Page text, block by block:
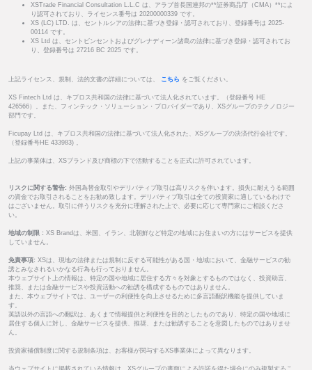
XSTrade Financial Consultation L.L.C は、アラブ首長国連邦の**証券商品庁（CMA）**によ
り認可されており、ライセンス番号は 20200000339 です。
XS (LC) LTD. は、セントルシアの法律に基づき登録・認可されており、登録番号は 2025-
00114 です。
XS Ltd は、セントビンセントおよびグレナディーン諸島の法律に基づき登録・認可されてお
り、登録番号は 27216 BC 2025 です。
上記ライセンス、規制、法的文書の詳細については、 こちら をご覧ください。
XS Fintech Ltd は、キプロス共和国の法律に基づいて法人化されています。（登録番号 HE
426566）。また、フィンテック・ソリューション・プロバイダーであり、XSグループのテクノロジー
部門です。
Ficupay Ltd は、キプロス共和国の法律に基づいて法人化された、XSグループの決済代行会社です。
（登録番号HE 433983) 。
上記の事業体は、XSブランド及び商標の下で活動することを正式に許可されています。
リスクに関する警告: 外国為替金取引やデリバティブ取引は高リスクを伴います。損失に耐えうる範囲
の資金でお取引されることをお勧め致します。デリバティブ取引は全ての投資家に適しているわけで
はございません。取引に伴うリスクを充分に理解された上で、必要に応じて専門家にご相談くださ
い。
地域の制限 : XS Brandは、米国、イラン、北朝鮮など特定の地域にお住まいの方にはサービスを提供
していません。
免責事項: XSは、現地の法律または規制に反する可能性がある国・地域において、金融サービスの勧
誘とみなされるいかなる行為も行っておりません。
本ウェブサイト上の情報は、特定の国や地域に居住する方々を対象とするものではなく、投資助言、
推奨、または金融サービスや投資活動への勧誘を構成するものではありません。
また、本ウェブサイトでは、ユーザーの利便性を向上させるために多言語翻訳機能を提供していま
す。
英語以外の言語への翻訳は、あくまで情報提供と利便性を目的としたものであり、特定の国や地域に
居住する個人に対し、金融サービスを提供、推奨、または勧誘することを意図したものではありませ
ん。
投資家補償制度に関する規制条項は、お客様が関与するXS事業体によって異なります。
当ウェブサイトに掲載されている情報は、XSグループの書面による許諾を得た場合にのみ複製するこ